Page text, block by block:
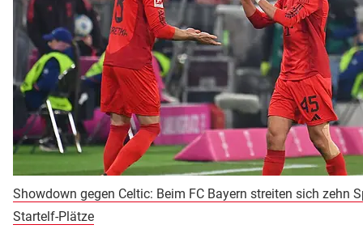
Showdown gegen Celtic: Beim FC Bayern streiten sich zehn
Startelf-Plätze